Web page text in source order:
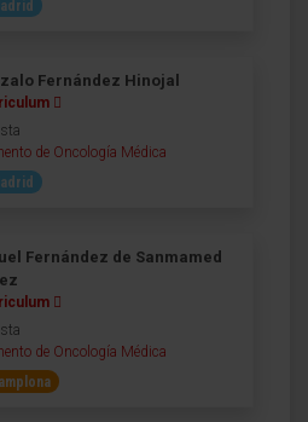
Fernández Hinojal
de Oncología Médica
Fernández de Sanmamed
de Oncología Médica